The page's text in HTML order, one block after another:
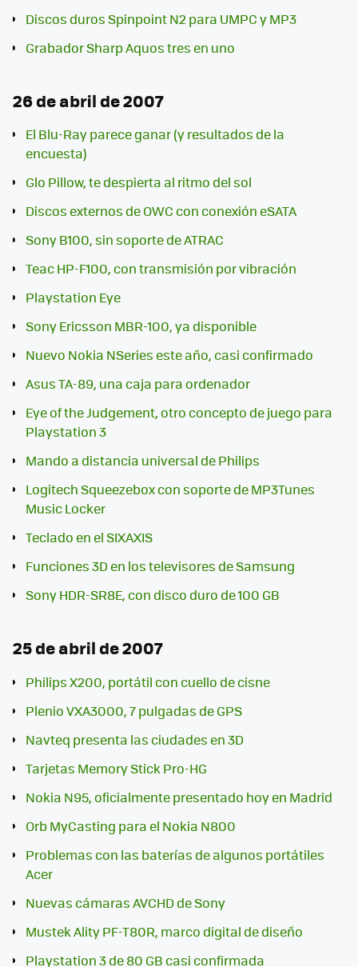
Discos duros Spinpoint N2 para UMPC y MP3
Grabador Sharp Aquos tres en uno
26 de abril de 2007
El Blu-Ray parece ganar (y resultados de la
encuesta)
Glo Pillow, te despierta al ritmo del sol
Discos externos de OWC con conexión eSATA
Sony B100, sin soporte de ATRAC
Teac HP-F100, con transmisión por vibración
Playstation Eye
Sony Ericsson MBR-100, ya disponible
Nuevo Nokia NSeries este año, casi confirmado
Asus TA-89, una caja para ordenador
Eye of the Judgement, otro concepto de juego para
Playstation 3
Mando a distancia universal de Philips
Logitech Squeezebox con soporte de MP3Tunes
Music Locker
Teclado en el SIXAXIS
Funciones 3D en los televisores de Samsung
Sony HDR-SR8E, con disco duro de 100 GB
25 de abril de 2007
Philips X200, portátil con cuello de cisne
Plenio VXA3000, 7 pulgadas de GPS
Navteq presenta las ciudades en 3D
Tarjetas Memory Stick Pro-HG
Nokia N95, oficialmente presentado hoy en Madrid
Orb MyCasting para el Nokia N800
Problemas con las baterías de algunos portátiles
Acer
Nuevas cámaras AVCHD de Sony
Mustek Ality PF-T80R, marco digital de diseño
Playstation 3 de 80 GB casi confirmada